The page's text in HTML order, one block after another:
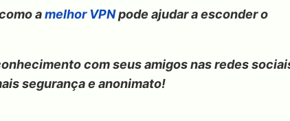
amelhor VPNpode ajudar a esconder o
com seus amigos nas redes
segurança e anonimato!